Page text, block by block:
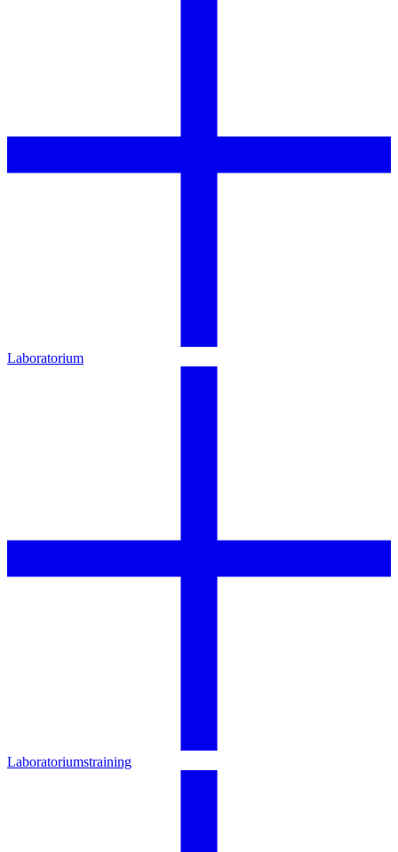
Laboratorium
Laboratoriumstraining